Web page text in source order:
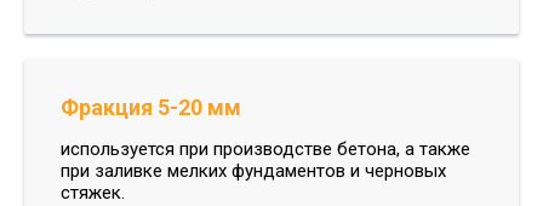
Фракция 5-20 мм
используется при производстве бетона, а также
при заливке мелких фундаментов и черновых
стяжек.